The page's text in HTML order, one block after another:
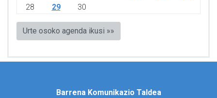
28
29 30
Urte osoko agenda ikusi »»
Barrena Komunikazio Taldea